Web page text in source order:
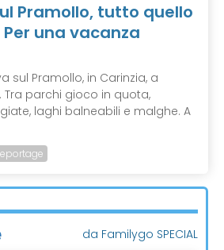
Pramollo, tutto quello
una vacanza
sul Pramollo, in Carinzia, a
Tra parchi gioco in quota,
laghi balneabili e malghe. A
da Familygo SPECIAL